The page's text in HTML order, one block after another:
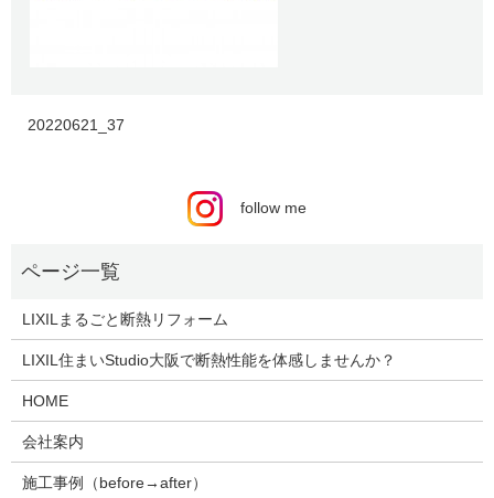
20220621_37
follow me
LIXILまるごと断熱リフォーム
LIXIL住まいStudio大阪で断熱性能を体感しませんか？
HOME
会社案内
施工事例（before→after）